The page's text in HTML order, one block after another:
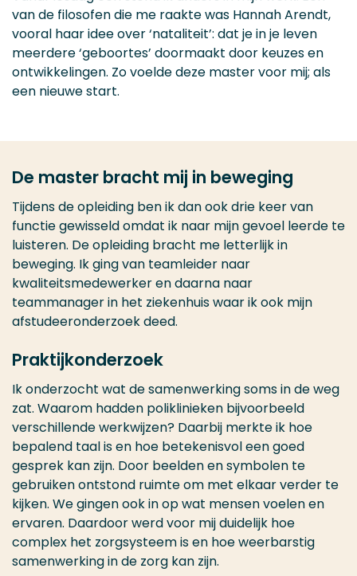
van de filosofen die me raakte was Hannah Arendt,
vooral haar idee over ‘nataliteit’: dat je in je leven
meerdere ‘geboortes’ doormaakt door keuzes en
ontwikkelingen. Zo voelde deze master voor mij; als
een nieuwe start.
De master bracht mij in beweging
Tijdens de opleiding ben ik dan ook drie keer van
functie gewisseld omdat ik naar mijn gevoel leerde te
luisteren. De opleiding bracht me letterlijk in
beweging. Ik ging van teamleider naar
kwaliteitsmedewerker en daarna naar
teammanager in het ziekenhuis waar ik ook mijn
afstudeeronderzoek deed.
Praktijkonderzoek
Ik onderzocht wat de samenwerking soms in de weg
zat. Waarom hadden poliklinieken bijvoorbeeld
verschillende werkwijzen? Daarbij merkte ik hoe
bepalend taal is en hoe betekenisvol een goed
gesprek kan zijn. Door beelden en symbolen te
gebruiken ontstond ruimte om met elkaar verder te
kijken. We gingen ook in op wat mensen voelen en
ervaren. Daardoor werd voor mij duidelijk hoe
complex het zorgsysteem is en hoe weerbarstig
samenwerking in de zorg kan zijn.